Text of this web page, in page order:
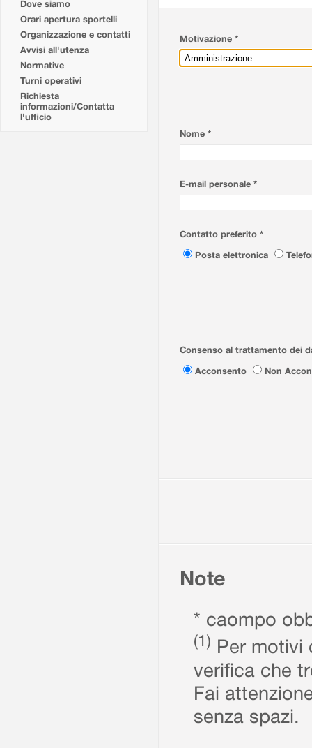
Dove siamo
Orari apertura sportelli
Organizzazione e contatti
Avvisi all'utenza
Normative
Turni operativi
Richiesta
informazioni/Contatta
l'ufficio
Motivazione *
Nome *
E-mail personale *
Contatto preferito *
Posta elettronica
Consenso al trattamento dei
Acconsento
Non
Note
* caompo
(1) Per motivi
verifica che
Fai
senza spazi.